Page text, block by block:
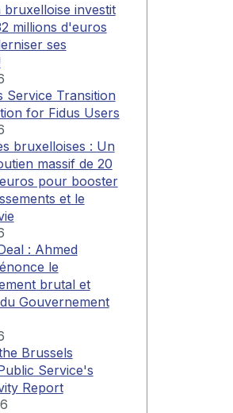
bruxelloise investit
millions d'euros
ses
Service Transition
for Fidus Users
bruxelloises : Un
massif de 20
pour booster
et le
: Ahmed
le
brutal et
Gouvernement
Brussels
Service's
Report